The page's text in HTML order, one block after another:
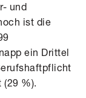
und
ist die
ein Drittel
%).